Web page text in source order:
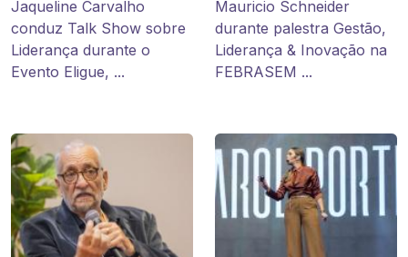
Jaqueline Carvalho
conduz Talk Show sobre
Liderança durante o
Evento Eligue, ...
Mauricio Schneider
durante palestra Gestão,
Liderança & Inovação na
FEBRASEM ...